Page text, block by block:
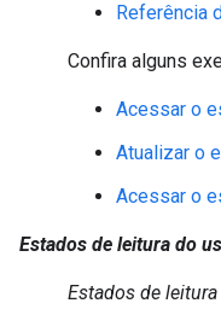
Referência
Confira alguns
Acessar o
Atualizar o
Acessar o
Estados de leitura do
Estados de